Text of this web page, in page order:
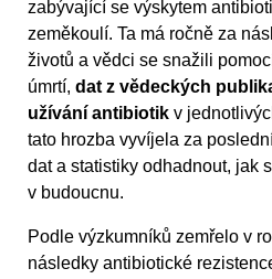
zabývající se výskytem
zeměkoulí. Ta má ročně za
životů a vědci se snažili
úmrtí, dat z vědeckých
užívání antibiotik v
tato hrozba vyvíjela za
dat a statistiky odhadnout, jak
v budoucnu.
Podle výzkumníků zemřelo v
následky antibiotické